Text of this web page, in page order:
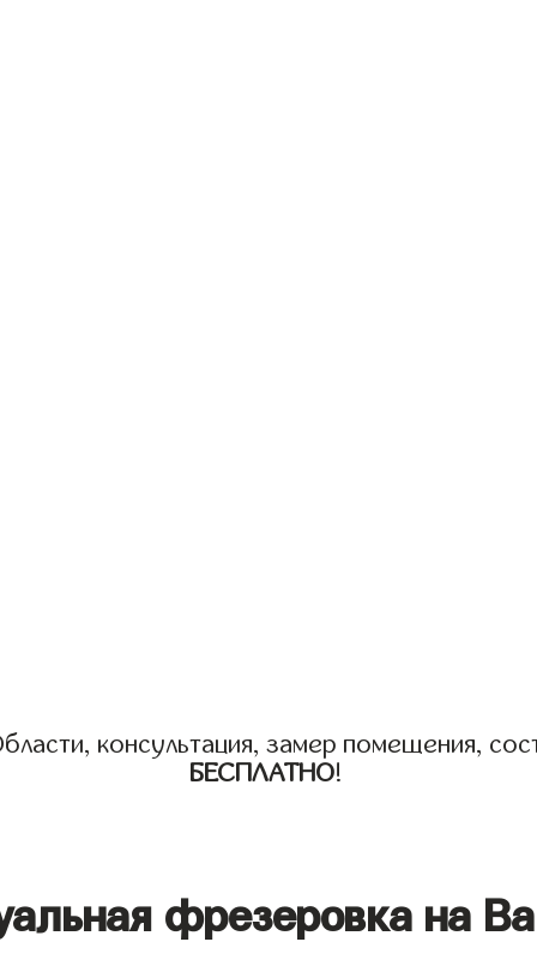
консультация, замер помещения,
БЕСПЛАТНО!
фрезеровка на